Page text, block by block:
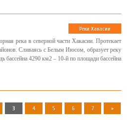
Реки Хакасии
река в северной части Хакасии. Протекает
Сливаясь с Белым Июсом, образует реку
4290 км2 – 10-й по площади бассейна
3 4 5 6 7 »